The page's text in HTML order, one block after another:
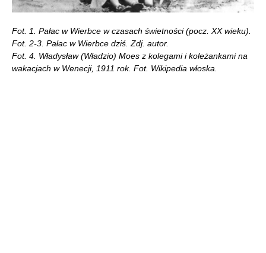
Fot. 1. Pałac w Wierbce w czasach świetności (pocz. XX wieku).
Fot. 2-3. Pałac w Wierbce dziś. Zdj. autor.
Fot. 4. Władysław (Władzio) Moes z kolegami i koleżankami na
wakacjach w Wenecji, 1911 rok. Fot. Wikipedia włoska.